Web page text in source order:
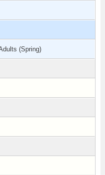
(Spring)